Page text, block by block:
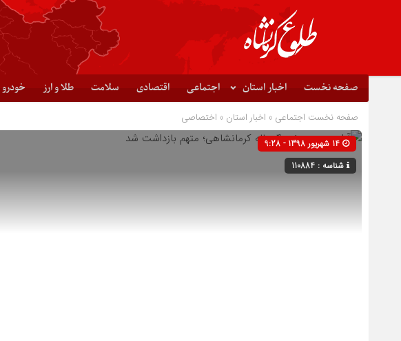
صفحه نخست اخبار استان اجتماعی اقتصادی سلامت طلا و ارز خودرو
صفحه نخست اجتماعی » اخبار استان » اختصاصی
شناسه : 110884